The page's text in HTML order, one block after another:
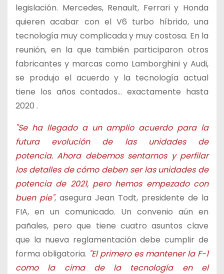
legislación. Mercedes, Renault, Ferrari y Honda
quieren acabar con el V6 turbo híbrido, una
tecnología muy complicada y muy costosa. En la
reunión, en la que también participaron otros
fabricantes y marcas como Lamborghini y Audi,
se produjo el acuerdo y la tecnología actual
tiene los años contados… exactamente hasta
2020 .
"Se ha llegado a un amplio acuerdo para la
futura evolución de las unidades de
potencia. Ahora debemos sentarnos y perfilar
los detalles de cómo deben ser las unidades de
potencia de 2021, pero hemos empezado con
buen pie", asegura Jean Todt, presidente de la
FIA, en un comunicado. Un convenio aún en
pañales, pero que tiene cuatro asuntos clave
que la nueva reglamentación debe cumplir de
forma obligatoria. "El primero es mantener la F-1
como la cima de la tecnología en el